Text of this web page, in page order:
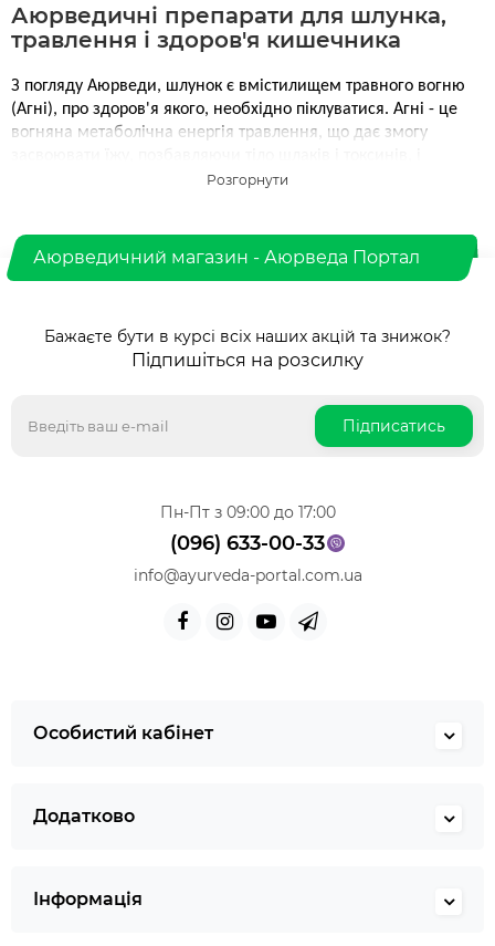
Аюрведичні препарати для шлунка,
травлення і здоров'я кишечника
З погляду Аюрведи, шлунок є вмістилищем травного вогню
(Агні), про здоров'я якого, необхідно піклуватися. Агні - це
вогняна метаболічна енергія травлення, що дає змогу
перетворювати щільну фізичну матерію на тонкі форми
жовчі в печінці, Клома-агні визначає вироблення ферментів
підшлункової залози, що розщеплюють цукор, і так далі.
Хвороби шлунка в Аюрведе
Хвороби шлунка є досить поширеною проблемою, які
виникають через низку причин, таких як неправильне
харчування, надмірне вживання шкідливих продуктів,
Про слабке травлення можуть
розповісти наступні симптоми:
надмірне газоутворення
Хвороби шлунка необхідно лікувати негайно, оскільки вони
аюрведичними препаратами, зміну способу життя,
Аюрведичний магазин - Аюрведа Портал
Бажаєте бути в курсі всіх наших акцій та знижок?
Підпишіться на розсилку
Підписатись
Пн-Пт з 09:00 до 17:00
(096) 633-00-33
info@ayurveda-portal.com.ua
Особистий кабінет
Додатково
Інформація